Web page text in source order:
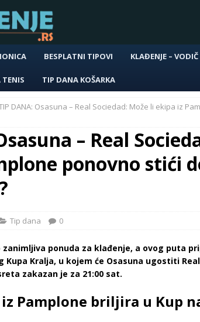
BESPLATNI TIPOVI KLAĐENJE – VODIČ
TENIS TIP DANA KOŠARKA
DANA: Osasuna – Real Sociedad: Može li ekipa iz
– Real
ponovno stići
Tip dana 0
zanimljiva ponuda za klađenje, a ovog puta
Kralja, u kojem će Osasuna ugostiti
zakazan je za 21:00 sat.
iz Pamplone briljira u Kup